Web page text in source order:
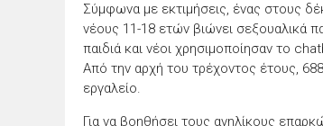
Σύμφωνα με εκτιμήσεις, ένας στους
νέους 11-18 ετών βιώνει σεξουαλικά
παιδιά και νέοι χρησιμοποίησαν το
Από την αρχή του τρέχοντος έτους,
εργαλείο.
Για να βοηθήσει τους ανηλίκους